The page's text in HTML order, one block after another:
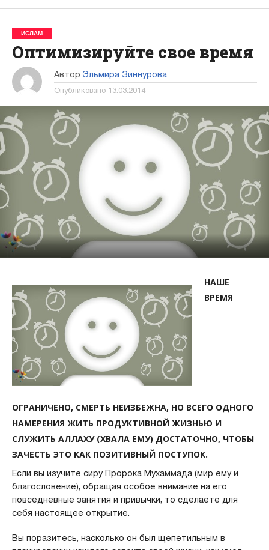
ИСЛАМ
Оптимизируйте свое время
Автор Эльмира Зиннурова
Опубликовано 13.03.2014
НАШЕ
ВРЕМЯ
ОГРАНИЧЕНО, СМЕРТЬ НЕИЗБЕЖНА, НО ВСЕГО ОДНОГО
НАМЕРЕНИЯ ЖИТЬ ПРОДУКТИВНОЙ ЖИЗНЬЮ И
СЛУЖИТЬ АЛЛАХУ (ХВАЛА ЕМУ) ДОСТАТОЧНО, ЧТОБЫ
ЗАЧЕСТЬ ЭТО КАК ПОЗИТИВНЫЙ ПОСТУПОК.
Если вы изучите сиру Пророка Мухаммада (мир ему и
благословение), обращая особое внимание на его
повседневные занятия и привычки, то сделаете для
себя настоящее открытие.
Вы поразитесь, насколько он был щепетильным в